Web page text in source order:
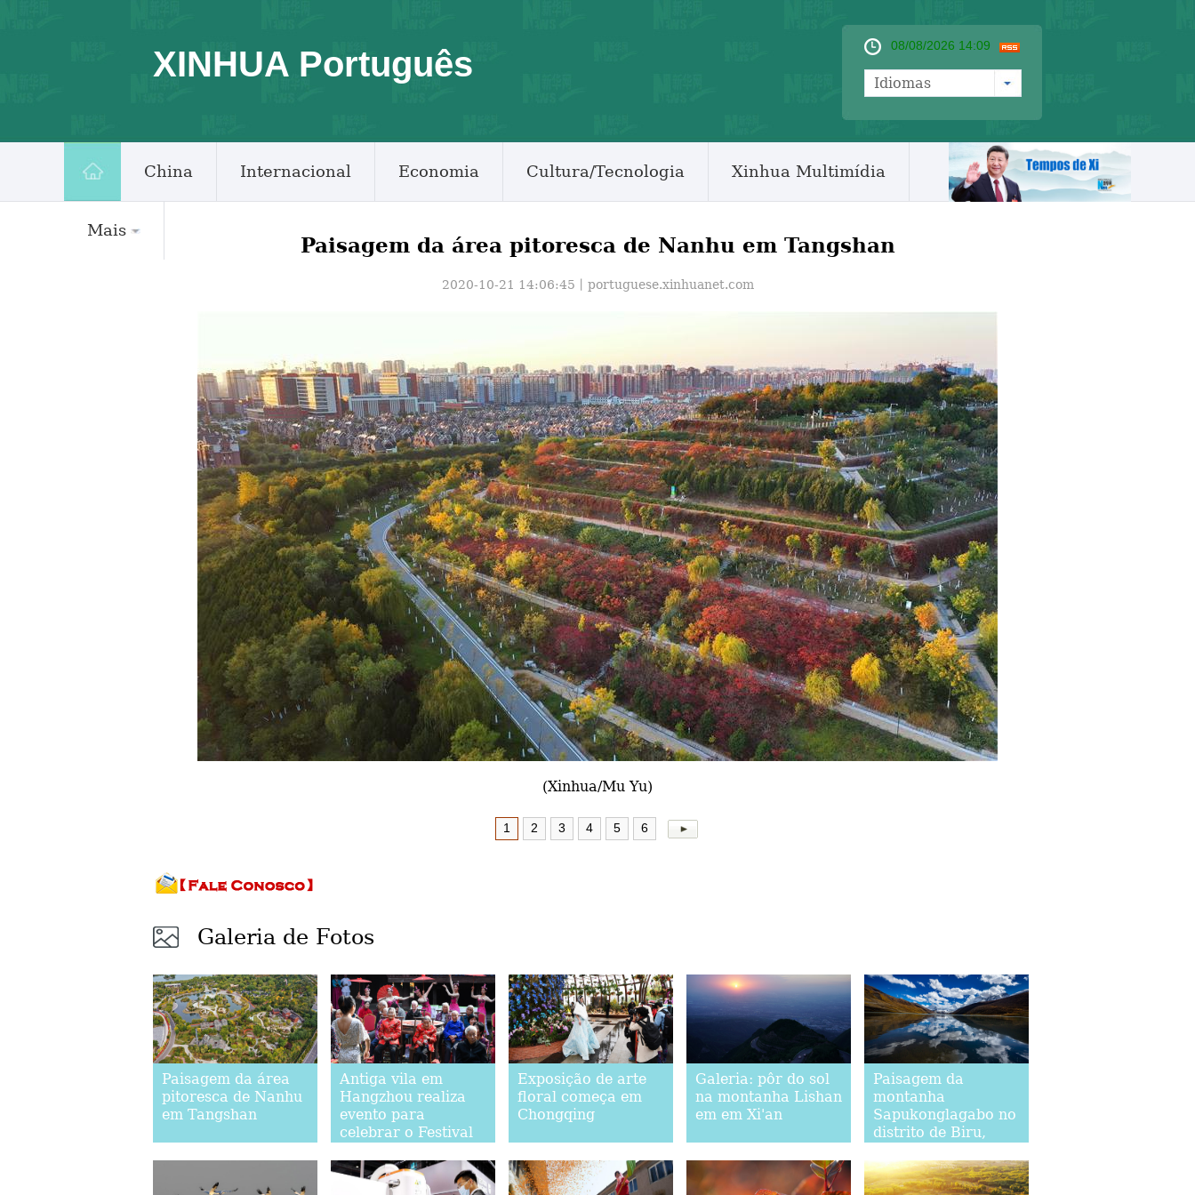
XINHUA Português 08/08/2026 14:09
Idiomas
China Internacional Economia Cultura/Tecnologia Xinhua Multimídia
Mais
Paisagem da área pitoresca de Nanhu em Tangshan
2020-10-21 14:06:45丨 portuguese.xinhuanet.com
(Xinhua/Mu Yu)
1 2 3 4 5 6
Galeria de Fotos
Paisagem da área
pitoresca de Nanhu
em Tangshan
Antiga vila em
Hangzhou realiza
evento para
celebrar o Festival
Exposição de arte
floral começa em
Chongqing
Galeria: pôr do sol
na montanha Lishan
em em Xi'an
Paisagem da
montanha
Sapukonglagabo no
distrito de Biru,